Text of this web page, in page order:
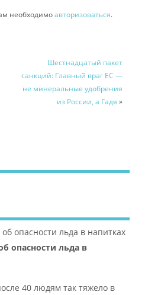
необходимоавторизоваться.
Шестнадцатый пакет
санкций: Главный враг ЕС —
не минеральные удобрения
из России, а Гадя »
опасности льда в